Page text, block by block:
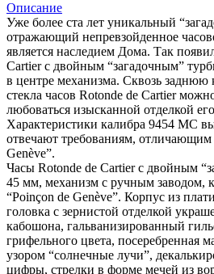
Описание
Уже более ста лет уникальный
отражающий непревзойденное
является наследием Дома. Так
Cartier с двойным “загадочным”
в центре механизма. Сквозь
стекла часов Rotonde de Cartier
любоваться изысканной отделкой
Характеристики калибра 9454 MC
отвечают требованиям, отличающим
Genève”.
Часы Rotonde de Cartier с двойным
45 мм, механизм с ручным заводом,
“Poinçon de Genève”. Корпус из
головка с зернистой отделкой
кабошона, гальванизированный
грифельного цвета, посеребренная
узором “солнечные лучи”,
цифры, стрелки в форме мечей из